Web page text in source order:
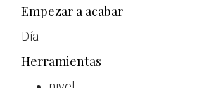
Empezar a acabar
Día
Herramientas